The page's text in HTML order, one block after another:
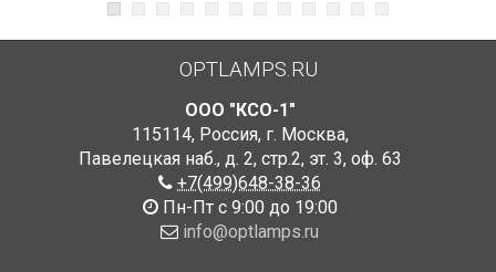
OPTLAMPS.RU
ООО "КСО-1"
115114, Россия, г. Москва,
Павелецкая наб., д. 2, стр.2, эт. 3, оф. 63
+7(499)648-38-36
Пн-Пт с 9:00 до 19:00
info@optlamps.ru